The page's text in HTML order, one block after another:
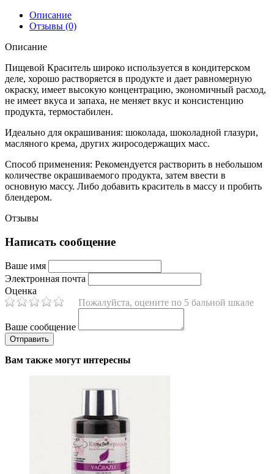
Описание
Отзывы (0)
Описание
Пищевой Краситель широко используется в кондитерском
деле, хорошо растворяется в продукте и дает равномерную
окраску, имеет высокую концентрацию, экономичный расход,
не имеет вкуса и запаха, не меняет вкус и консистенцию
продукта, термостабилен.
Идеально для окрашивания: шоколада, шоколадной глазури,
масляного крема, других жиросодержащих масс.
Способ применения: Рекомендуется растворить в небольшом
количестве окрашиваемого продукта, затем ввести в
основную массу. Либо добавить краситель в массу и пробить
блендером.
Отзывы
Написать сообщение
Ваше имя
Электронная почта
Оценка
Пожалуйста, оцените по 5 бальной шкале
Ваше сообщение
Вам также могут интересны